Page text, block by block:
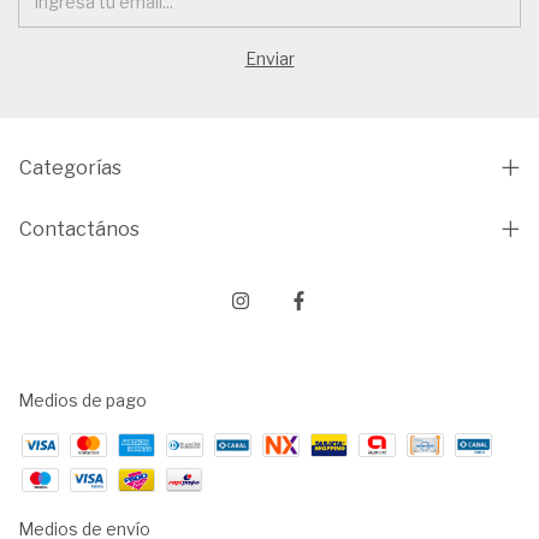
Categorías
Contactános
Medios de pago
Medios de envío